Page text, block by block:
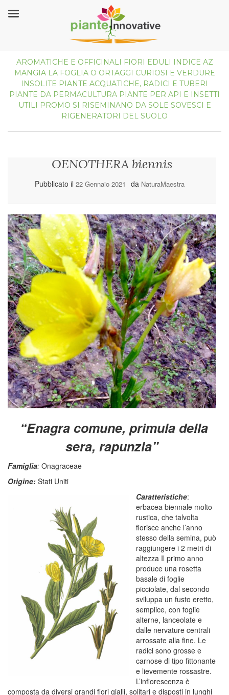
AROMATICHE E OFFICINALI FIORI EDULI INDICE AZ
MANGIA LA FOGLIA O ORTAGGI CURIOSI E VERDURE
INSOLITE PIANTE ACQUATICHE, RADICI E TUBERI
PIANTE DA PERMACULTURA PIANTE PER API E INSETTI
UTILI PROMO SI RISEMINANO DA SOLE SOVESCI E
RIGENERATORI DEL SUOLO
OENOTHERA biennis
Pubblicato il 22 Gennaio 2021 da NaturaMaestra
“Enagra comune, primula della
sera, rapunzia”
Famiglia: Onagraceae
Origine: Stati Uniti
Caratteristiche:
erbacea biennale molto
rustica, che talvolta
fiorisce anche l’anno
stesso della semina, può
raggiungere i 2 metri di
altezza Il primo anno
produce una rosetta
basale di foglie
picciolate, dal secondo
sviluppa un fusto eretto,
semplice, con foglie
alterne, lanceolate e
dalle nervature centrali
arrossate alla fine. Le
radici sono grosse e
carnose di tipo fittonante
e lievemente rossastre.
L’infiorescenza è
composta da diversi grandi fiori gialli, solitari e disposti in lunghi